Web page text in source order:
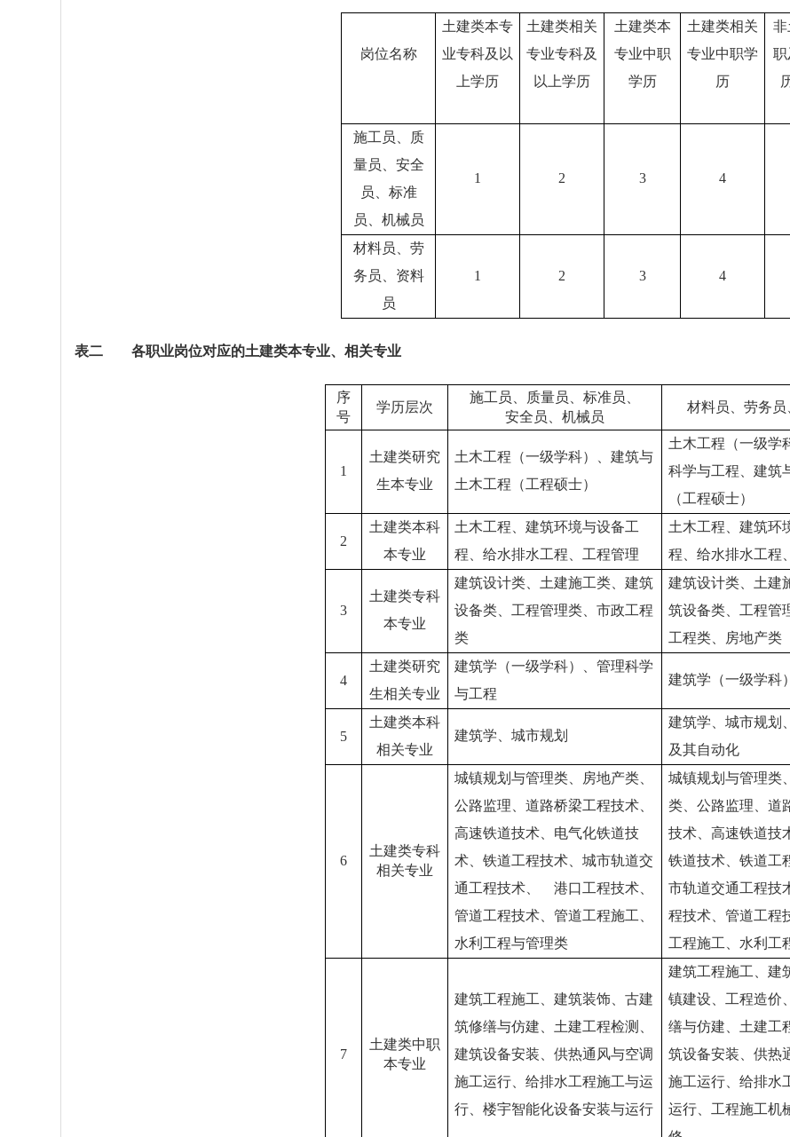
岗位名称
土建类本专
业专科及以
上学历
土建类相关
专业专科及
以上学历
土建类本
专业中职
学历
土建类相关
专业中职学
历
非
职
施工员、质
量员、安全
员、标准
员、机械员
1 2 3 4
材料员、劳
务员、资料
员
1 2 3 4
表二 各职业岗位对应的土建类本专业、相关专业
序
号
学历层次
施工员、质量员、标准员、
安全员、机械员
材料员、劳务员
1
土建类研究
生本专业
土木工程（一级学科）、建筑与
土木工程（工程硕士）
土木工程（一级学
科学与工程、建筑
（工程硕士）
2
土建类本科
本专业
土木工程、建筑环境与设备工
程、给水排水工程、工程管理
土木工程、建筑环
程、给水排水工程
3
土建类专科
本专业
建筑设计类、土建施工类、建筑
设备类、工程管理类、市政工程
类
建筑设计类、土建
筑设备类、工程管
工程类、房地产类
4
土建类研究
生相关专业
建筑学（一级学科）、管理科学
与工程
建筑学（一级学科）
5
土建类本科
相关专业
建筑学、城市规划
建筑学、城市规划
及其自动化
6
土建类专科
相关专业
城镇规划与管理类、房地产类、
公路监理、道路桥梁工程技术、
高速铁道技术、电气化铁道技
术、铁道工程技术、城市轨道交
通工程技术、 港口工程技术、
管道工程技术、管道工程施工、
水利工程与管理类
城镇规划与管理类
类、公路监理、道
技术、高速铁道技
铁道技术、铁道工
市轨道交通工程技
程技术、管道工程
工程施工、水利工
7
土建类中职
本专业
建筑工程施工、建筑装饰、古建
筑修缮与仿建、土建工程检测、
建筑设备安装、供热通风与空调
施工运行、给排水工程施工与运
行、楼宇智能化设备安装与运行
建筑工程施工、建
镇建设、工程造价
缮与仿建、土建工
筑设备安装、供热
施工运行、给排水
运行、工程施工机